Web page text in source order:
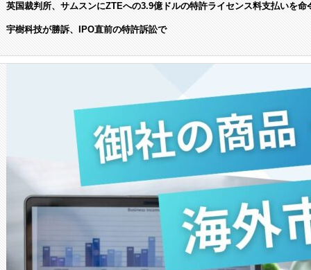
英国裁判所、サムスンにZTEへの3.9億ドルの特許ライセンス料支払いを命
宇樹科技が勝訴、IPO直前の特許訴訟で